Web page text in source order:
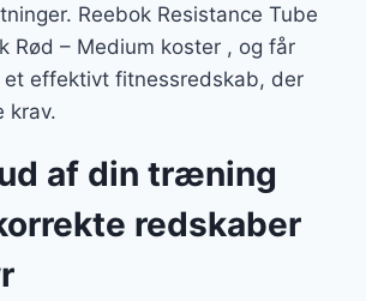
Reebok Resistance Tube
Rød – Medium koster , og får
effektivt fitnessredskab, der
krav.
af din træning
redskaber